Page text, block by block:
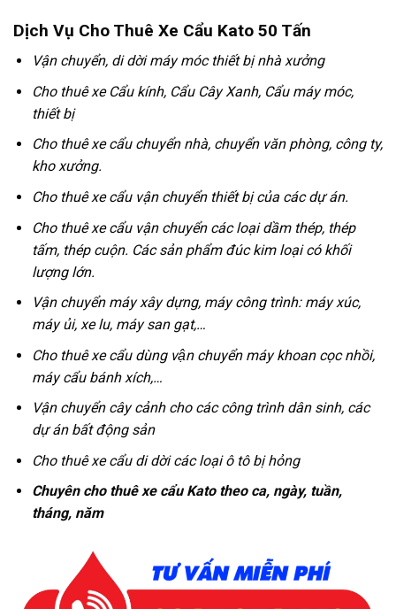
Dịch Vụ Cho Thuê Xe Cẩu Kato 50 Tấn
Vận chuyển, di dời máy móc thiết bị nhà xưởng
Cho thuê xe Cẩu kính, Cẩu Cây Xanh, Cẩu máy móc,
thiết bị
Cho thuê xe cẩu chuyển nhà, chuyển văn phòng, công ty,
kho xưởng.
Cho thuê xe cẩu vận chuyển thiết bị của các dự án.
Cho thuê xe cẩu vận chuyển các loại dầm thép, thép
tấm, thép cuộn. Các sản phẩm đúc kim loại có khối
lượng lớn.
Vận chuyển máy xây dựng, máy công trình: máy xúc,
máy ủi, xe lu, máy san gạt,…
Cho thuê xe cẩu dùng vận chuyển máy khoan cọc nhồi,
máy cẩu bánh xích,…
Vận chuyển cây cảnh cho các công trình dân sinh, các
dự án bất động sản
Cho thuê xe cẩu di dời các loại ô tô bị hỏng
Chuyên cho thuê xe cẩu Kato theo ca, ngày, tuần,
tháng, năm